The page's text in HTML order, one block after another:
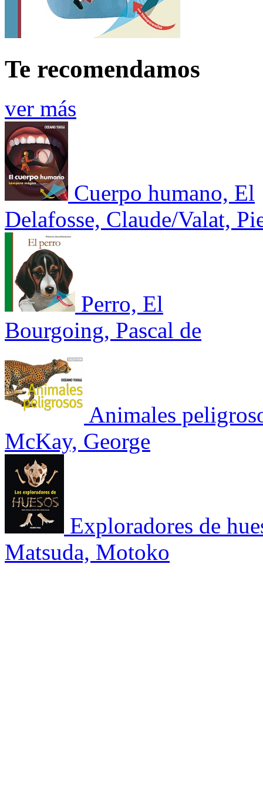
Te recomendamos
ver más
Cuerpo humano, El
Delafosse, Claude/Valat,
Perro, El
Bourgoing, Pascal de
Animales
McKay, George
Exploradores de
Matsuda, Motoko